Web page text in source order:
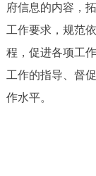
府信息的内容，
工作要求，规范
程，促进各项工
工作的指导、督
作水平。